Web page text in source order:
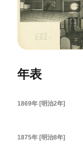
年表
1869年 [明治2年]
1875年 [明治8年]